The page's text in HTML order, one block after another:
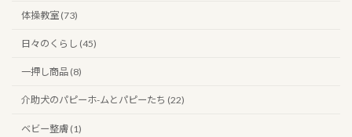
体操教室 (73)
日々のくらし (45)
一押し商品 (8)
介助犬のパピーホ-ムとパピーたち (22)
ベビー整膚 (1)